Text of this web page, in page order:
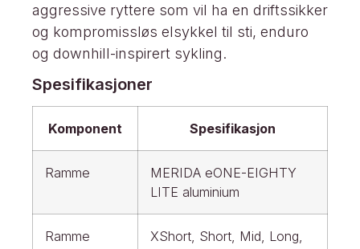
aggressive ryttere som vil ha en driftssikker
og kompromissløs elsykkel til sti, enduro
og downhill-inspirert sykling.
Spesifikasjoner
Komponent Spesifikasjon
Ramme
MERIDA eONE-EIGHTY
LITE aluminium
Ramme
XShort, Short, Mid, Long,